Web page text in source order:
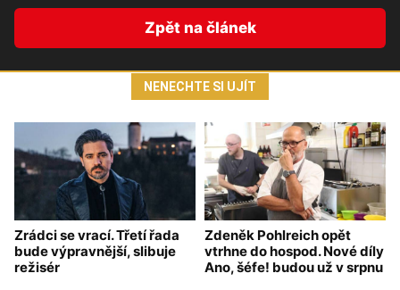
Zpět na článek
NENECHTE SI UJÍT
Zrádci se vrací. Třetí řada
bude výpravnější, slibuje
režisér
Zdeněk Pohlreich opět
vtrhne do hospod. Nové díly
Ano, šéfe! budou už v srpnu